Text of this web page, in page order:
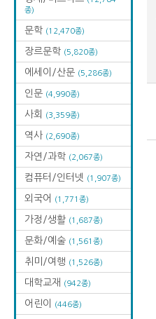
종)
문학 (12,470종)
장르문학 (5,820종)
에세이/산문 (5,286종)
인문 (4,990종)
사회 (3,359종)
역사 (2,690종)
자연/과학 (2,067종)
컴퓨터/인터넷 (1,907종)
외국어 (1,771종)
가정/생활 (1,687종)
문화/예술 (1,561종)
취미/여행 (1,526종)
대학교재 (942종)
어린이 (446종)